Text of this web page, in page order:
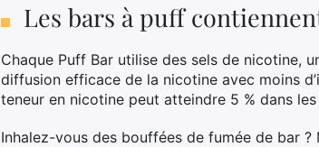
Les bars à puff
Chaque Puff Bar utilise des sels de nicotine,
diffusion efficace de la nicotine avec moins
teneur en nicotine peut atteindre 5 % dans
Inhalez-vous des bouffées de fumée de bar